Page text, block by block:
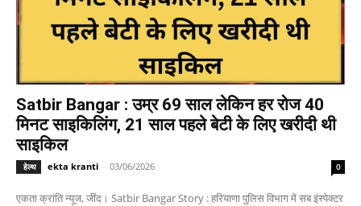
Satbir Bangar : उम्र 69 साल लेकिन हर रोज 40
मिनट साइकिलिंग, 21 साल पहले बेटी के लिए खरीदी थी
साइकिल
हेल्थ ekta kranti - 03/06/2026 0
एकता क्रांति न्यूज, जींद। Satbir Bangar Story : हरियाणा पुलिस विभाग में सब इंस्पेक्टर